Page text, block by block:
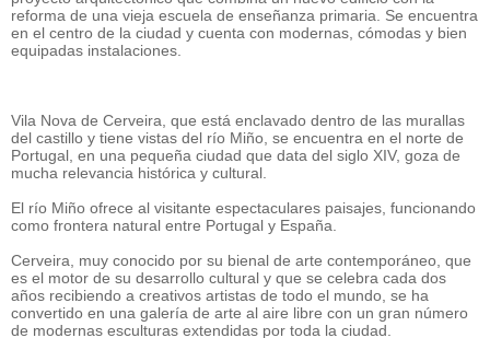
reforma de una vieja escuela de enseñanza primaria. Se encuentra
en el centro de la ciudad y cuenta con modernas, cómodas y bien
equipadas instalaciones.
Vila Nova de Cerveira, que está enclavado dentro de las murallas
del castillo y tiene vistas del río Miño, se encuentra en el norte de
Portugal, en una pequeña ciudad que data del siglo XIV, goza de
mucha relevancia histórica y cultural.
El río Miño ofrece al visitante espectaculares paisajes, funcionando
como frontera natural entre Portugal y España.
Cerveira, muy conocido por su bienal de arte contemporáneo, que
es el motor de su desarrollo cultural y que se celebra cada dos
años recibiendo a creativos artistas de todo el mundo, se ha
convertido en una galería de arte al aire libre con un gran número
de modernas esculturas extendidas por toda la ciudad.